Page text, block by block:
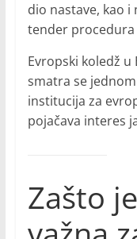
dio nastave, kao
tender
Evropski koledž u
smatra se
institucija za
pojačava interes
Zašto